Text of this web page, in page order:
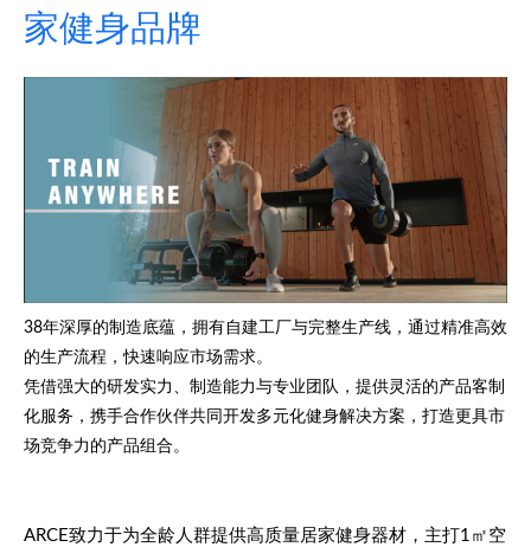
家健身品牌
38年深厚的制造底蕴，拥有自建工厂与完整生产线，通过精准高效
的生产流程，快速响应市场需求。
凭借强大的研发实力、制造能力与专业团队，提供灵活的产品客制
化服务，携手合作伙伴共同开发多元化健身解决方案，打造更具市
场竞争力的产品组合。
ARCE致力于为全龄人群提供高质量居家健身器材，主打1㎡空